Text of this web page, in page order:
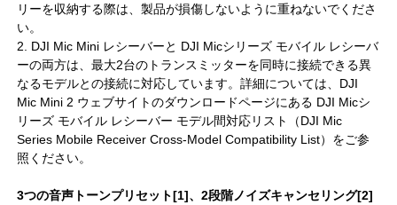
リーを収納する際は、製品が損傷しないように重ねないでくださ
い。
2. DJI Mic Mini レシーバーと DJI Micシリーズ モバイル レシーバ
ーの両方は、最大2台のトランスミッターを同時に接続できる異
なるモデルとの接続に対応しています。詳細については、DJI
Mic Mini 2 ウェブサイトのダウンロードページにある DJI Micシ
リーズ モバイル レシーバー モデル間対応リスト（DJI Mic
Series Mobile Receiver Cross-Model Compatibility List）をご参
照ください。
3つの音声トーンプリセット[1]、2段階ノイズキャンセリング[2]